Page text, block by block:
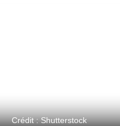
Crédit : Shutterstock